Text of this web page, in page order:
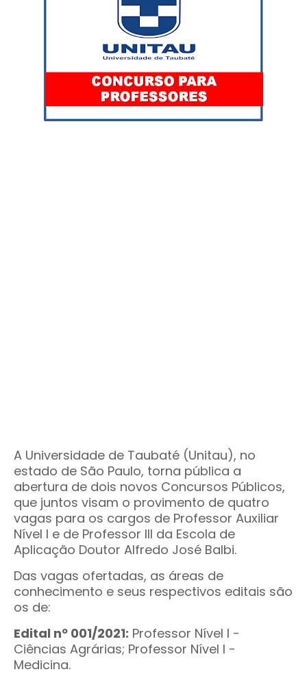
A Universidade de Taubaté (Unitau), no
estado de São Paulo, torna pública a
abertura de dois novos Concursos Públicos,
que juntos visam o provimento de quatro
vagas para os cargos de Professor Auxiliar
Nível I e de Professor III da Escola de
Aplicação Doutor Alfredo José Balbi.
Das vagas ofertadas, as áreas de
conhecimento e seus respectivos editais são
os de:
Edital nº 001/2021: Professor Nível I -
Ciências Agrárias; Professor Nível I -
Medicina.